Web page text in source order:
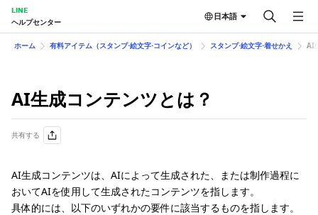
LINE
ヘルプセンター
日本語
ホーム 有料アイテム（スタンプ⋅絵文字⋅コインなど） スタンプ⋅絵文字⋅着せかえ AI
AI生成コンテンツとは？
共有する
AI生成コンテンツは、AIによって生成された、または制作過程に
おいてAIを使用して生成されたコンテンツを指します。
具体的には、以下のいずれかの要件に該当するものを指します。